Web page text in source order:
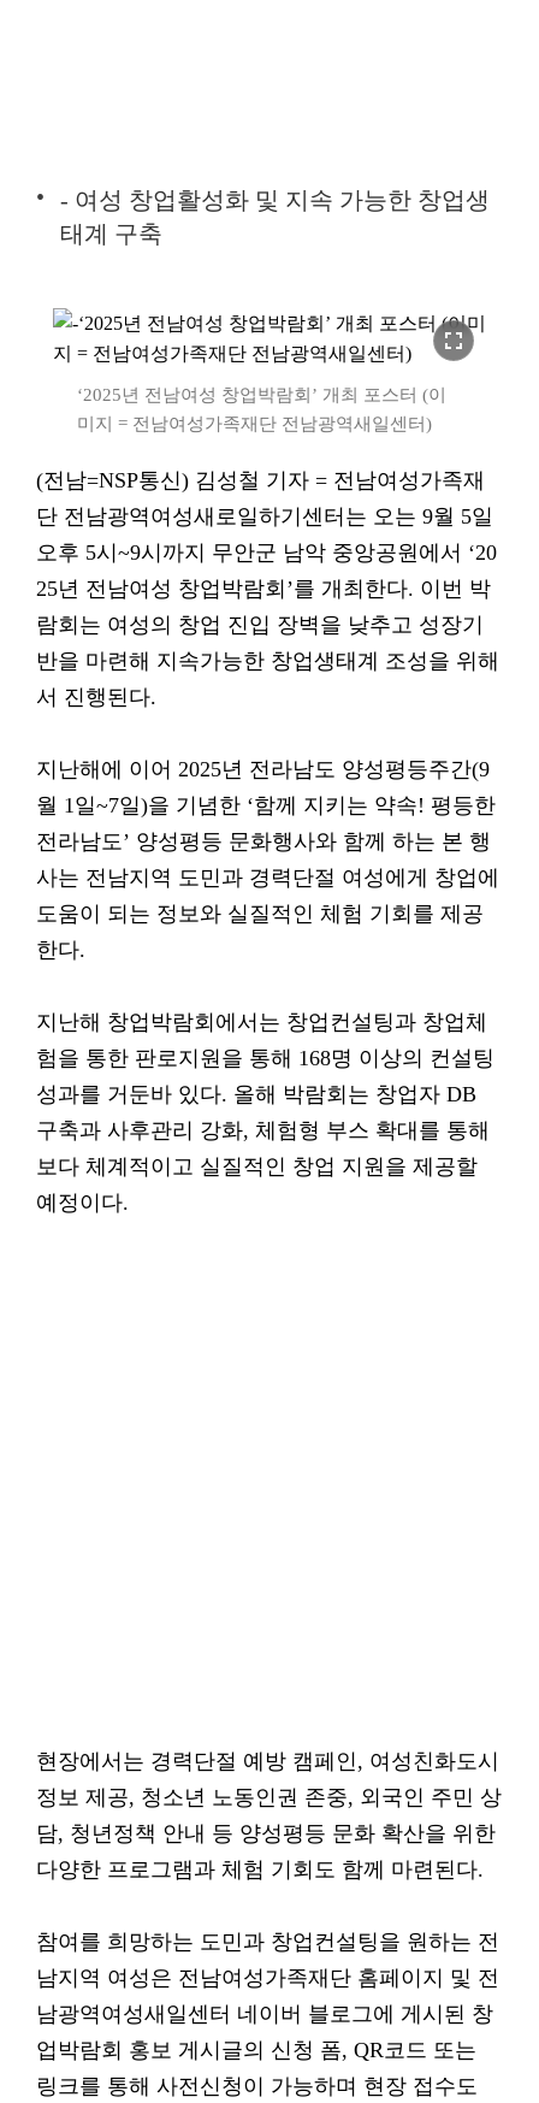
- 여성 창업활성화 및 지속 가능한 창업생
태계 구축
fullscreen
‘2025년 전남여성 창업박람회’ 개최 포스터 (이
미지 = 전남여성가족재단 전남광역새일센터)
(전남=NSP통신) 김성철 기자 = 전남여성가족재
단 전남광역여성새로일하기센터는 오는 9월 5일
오후 5시~9시까지 무안군 남악 중앙공원에서 ‘20
25년 전남여성 창업박람회’를 개최한다. 이번 박
람회는 여성의 창업 진입 장벽을 낮추고 성장기
반을 마련해 지속가능한 창업생태계 조성을 위해
서 진행된다.
지난해에 이어 2025년 전라남도 양성평등주간(9
월 1일~7일)을 기념한 ‘함께 지키는 약속! 평등한
전라남도’ 양성평등 문화행사와 함께 하는 본 행
사는 전남지역 도민과 경력단절 여성에게 창업에
도움이 되는 정보와 실질적인 체험 기회를 제공
한다.
지난해 창업박람회에서는 창업컨설팅과 창업체
험을 통한 판로지원을 통해 168명 이상의 컨설팅
성과를 거둔바 있다. 올해 박람회는 창업자 DB
구축과 사후관리 강화, 체험형 부스 확대를 통해
보다 체계적이고 실질적인 창업 지원을 제공할
예정이다.
현장에서는 경력단절 예방 캠페인, 여성친화도시
정보 제공, 청소년 노동인권 존중, 외국인 주민 상
담, 청년정책 안내 등 양성평등 문화 확산을 위한
다양한 프로그램과 체험 기회도 함께 마련된다.
참여를 희망하는 도민과 창업컨설팅을 원하는 전
남지역 여성은 전남여성가족재단 홈페이지 및 전
남광역여성새일센터 네이버 블로그에 게시된 창
업박람회 홍보 게시글의 신청 폼, QR코드 또는
링크를 통해 사전신청이 가능하며 현장 접수도